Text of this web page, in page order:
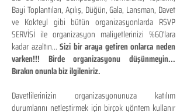
Bayi Toplantıları, Açılış, Düğün, Gala, Lansman, Davet
ve Kokteyl gibi bütün organizasyonlarda RSVP
SERVİSİ ile organizasyon maliyetlerinizi %60'lara
kadar azaltın...Sizi bir araya getiren onlarca neden
varken!!! Birde organizasyonu düşünmeyin...
Bırakın onunla biz ilgileniriz.
Davetlilerinizin organizasyonunuza katılım
durumlarını netleştirmek için birçok yöntem kullanır